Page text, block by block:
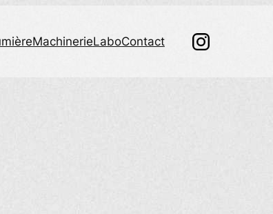
MachinerieLaboContact